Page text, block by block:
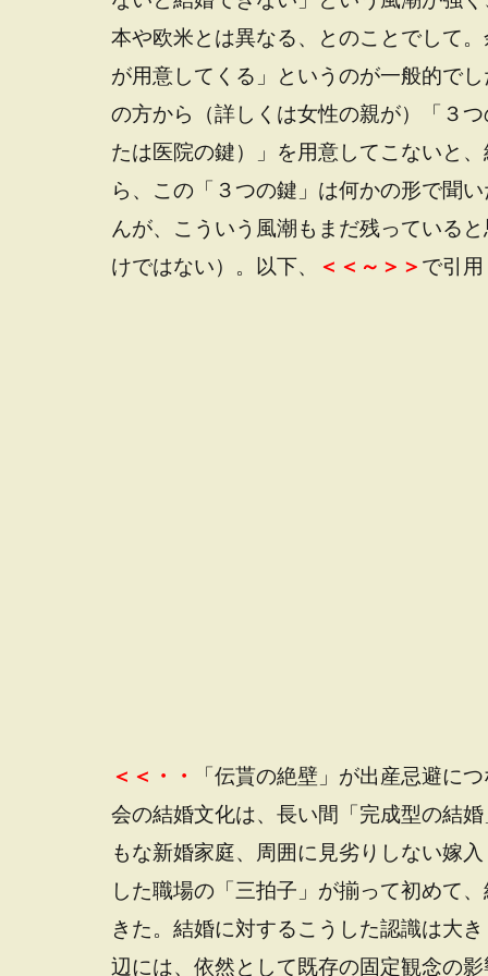
本や欧米とは異なる、とのことでして
が用意してくる」というのが一般的で
の方から（詳しくは女性の親が）「３
たは医院の鍵）」を用意してこないと
ら、この「３つの鍵」は何かの形で聞
んが、こういう風潮もまだ残っている
けではない）。以下、
＜＜～＞＞ で引
＜＜・・
「伝貰の絶壁」が出産忌避に
会の結婚文化は、長い間「完成型の結
もな新婚家庭、周囲に見劣りしない嫁
した職場の「三拍子」が揃って初めて
きた。結婚に対するこうした認識は大
辺には、依然として既存の固定観念の